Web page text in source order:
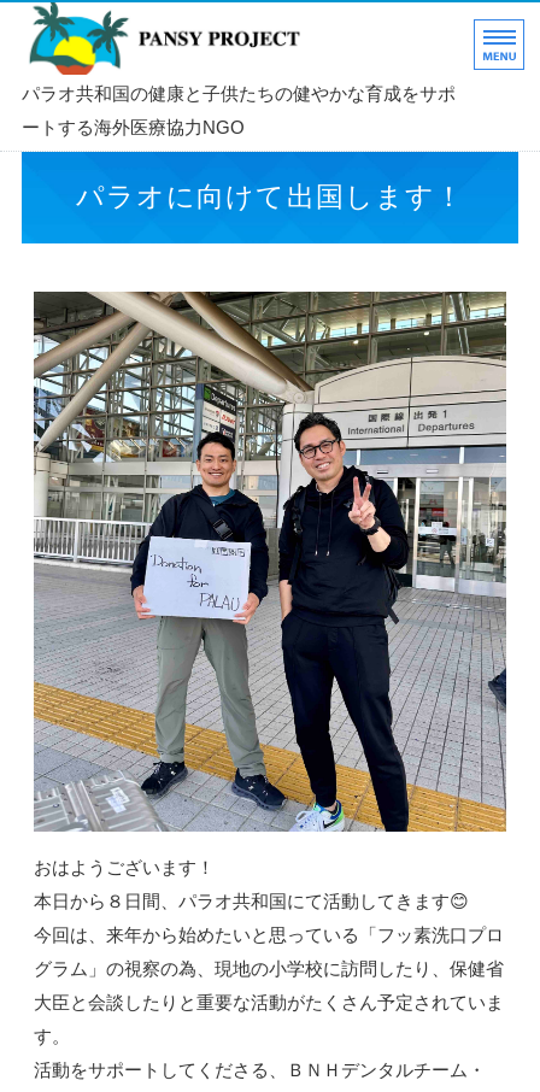
NGOパンジープロジェ
パラオ共和国の健康と子供たちの健やかな育成をサポ
ートする海外医療協力NGO
活動
ご協力のお願い
BLOG パンジー日記
パラオに向けて出国します！
おはようございます！
本日から８日間、パラオ共和国にて活動してきます😊
今回は、来年から始めたいと思っている「フッ素洗口プロ
グラム」の視察の為、現地の小学校に訪問したり、保健省
大臣と会談したりと重要な活動がたくさん予定されていま
す。
活動をサポートしてくださる、ＢＮＨデンタルチーム・